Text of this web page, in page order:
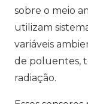
sobre o meio
utilizam
variáveis
de poluentes,
radiação.